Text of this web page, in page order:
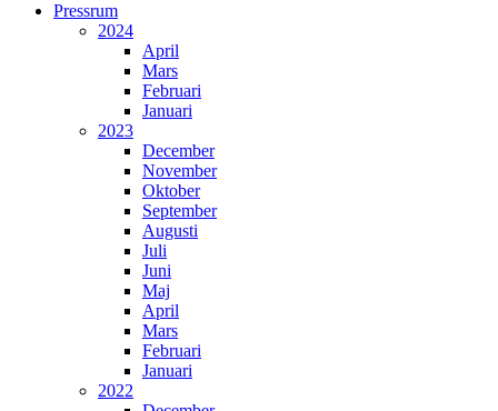
Pressrum
2024
April
Mars
Februari
Januari
2023
December
November
Oktober
September
Augusti
Juli
Juni
Maj
April
Mars
Februari
Januari
2022